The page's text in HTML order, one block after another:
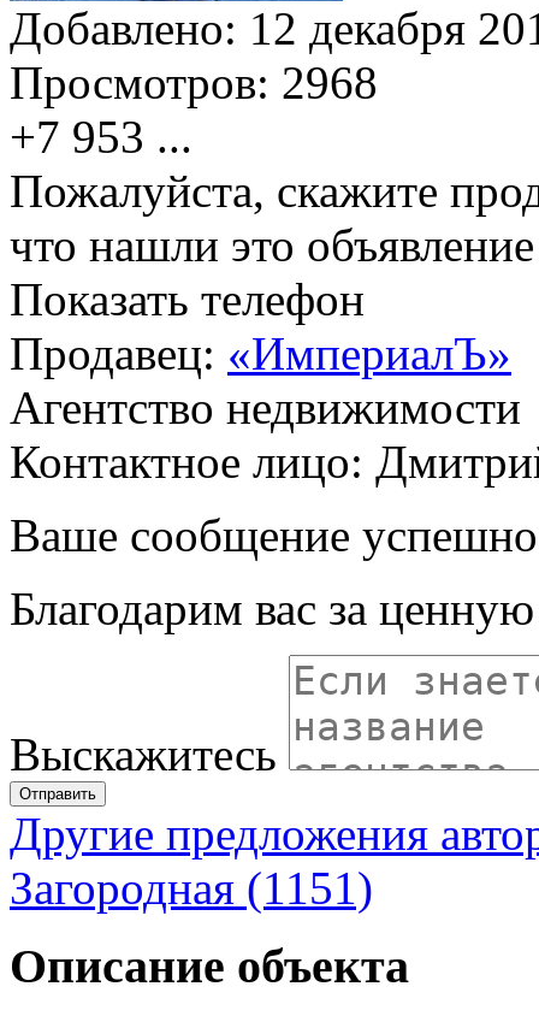
Добавлено: 12 декабря
Просмотров: 2968
+7 953 ...
Пожалуйста, скажите
что нашли это
Показать телефон
Продавец: «ИмпериалЪ»
Агентство недвижимости
Контактное лицо:
Ваше сообщение успешно
Благодарим вас за
Выскажитесь
Отправить
Другие предложения
Загородная (1151)
Описание объекта